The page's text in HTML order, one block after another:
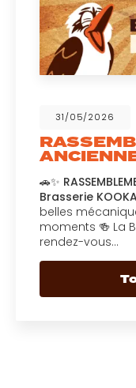
31/05/2026
🚗✨
Brasserie
belles
moments 🍻 La
rendez-vous…